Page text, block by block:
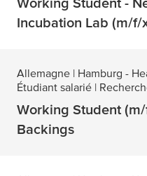
Incubation Lab (m/f/
Allemagne | Hamburg -
Étudiant salarié |
Working Student
Backings